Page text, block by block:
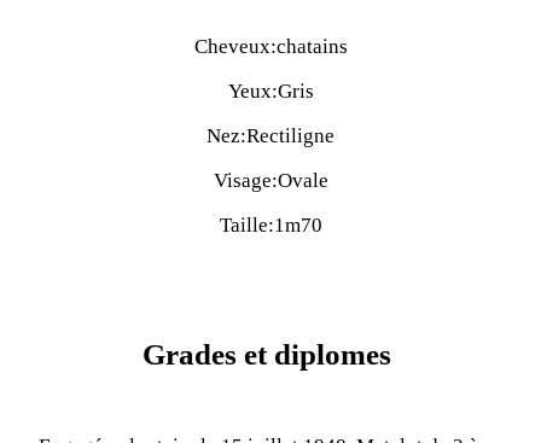
Cheveux:chatains
Yeux:Gris
Nez:Rectiligne
Visage:Ovale
Taille:1m70
Grades et diplomes